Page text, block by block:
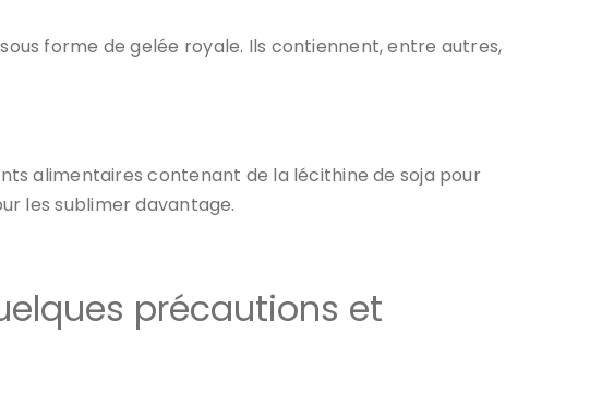
forme de gelée royale. Ils contiennent, entre autres,
alimentaires contenant de la lécithine de soja pour
les sublimer davantage.
précautions et